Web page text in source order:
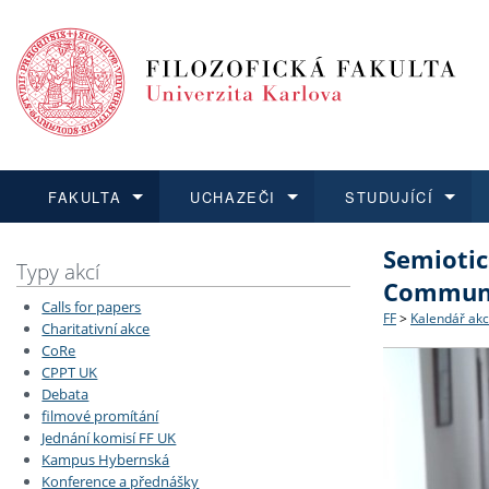
FAKULTA
Dozvědět se více
Struktura
Strategie
Podpora
Fakultní
UCHAZEČI
Podat přihlášku
Co
Učitelské
STUDUJÍCÍ
Dozvědět se více
Rigorózní
Dozvědět se více
O vědě a
Granty a
Dozvědět se více
Aktuální
Typy akcí
Calls for papers
Charitativní akce
CoRe
CPPT UK
Debata
filmové promítání
Jednání komisí FF UK
Kampus Hybernská
Konference a přednášky
FF > Kalendář